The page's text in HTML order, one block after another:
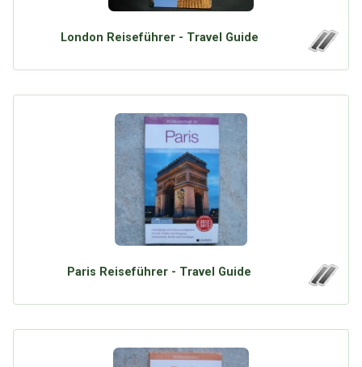
London Reiseführer - Travel Guide
Paris Reiseführer - Travel Guide